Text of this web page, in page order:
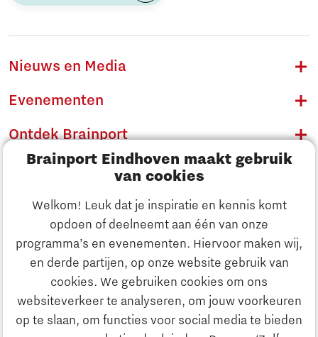
Brainport Eindhoven maakt gebruik
van cookies
Welkom! Leuk dat je inspiratie en kennis komt
opdoen of deelneemt aan één van onze
programma’s en evenementen. Hiervoor maken wij,
en derde partijen, op onze website gebruik van
cookies. We gebruiken cookies om ons
websiteverkeer te analyseren, om jouw voorkeuren
op te slaan, om functies voor social media te bieden
Ontdek Brainport
Innovatie
Nieuws en Media
Evenementen
Ontdek Brainport
Innovatie
Ondernemen
Onderwijs
Maatschappelijk
Strategie & Organisatie